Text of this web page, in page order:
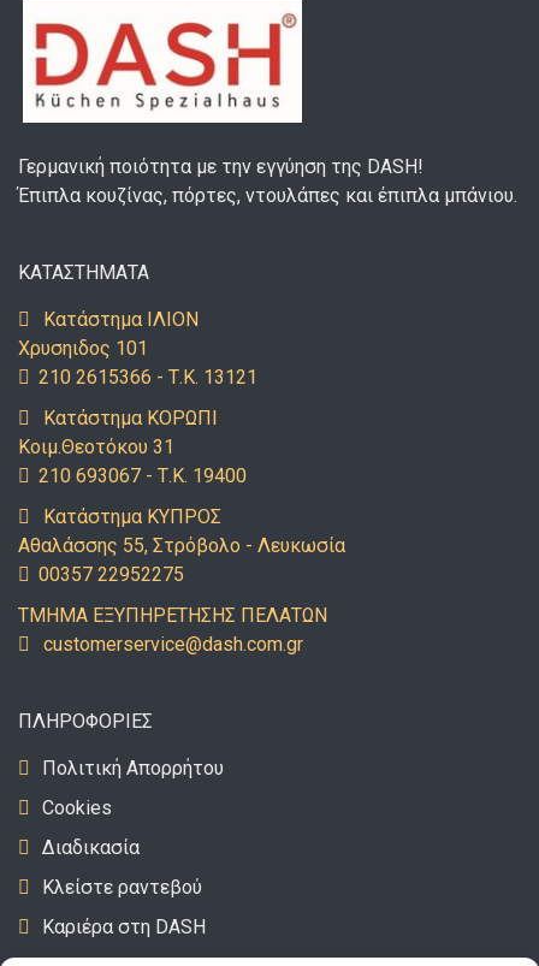
Γερμανική ποιότητα με την εγγύηση της DASH!
Έπιπλα κουζίνας, πόρτες, ντουλάπες και έπιπλα μπάνιου.
ΚΑΤΑΣΤΗΜΑΤΑ
Κατάστημα ΙΛΙΟΝ
Χρυσηιδος 101
210 2615366 - Τ.Κ. 13121
Κατάστημα ΚΟΡΩΠΙ
Κοιμ.Θεοτόκου 31
210 693067 - Τ.Κ. 19400
Κατάστημα ΚΥΠΡΟΣ
Αθαλάσσης 55, Στρόβολο - Λευκωσία
00357 22952275
ΤΜΗΜΑ ΕΞΥΠΗΡΕΤΗΣΗΣ ΠΕΛΑΤΩΝ
rg.mo
c.hsa
d@eci
vresr
emots
uc
ΠΛΗΡΟΦΟΡΙΕΣ
Πολιτική Απορρήτου
Cookies
Διαδικασία
Κλείστε ραντεβού
Καριέρα στη DASH